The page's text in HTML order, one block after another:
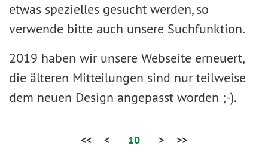
etwas spezielles gesucht werden, so
verwende bitte auch unsere Suchfunktion.
2019 haben wir unsere Webseite erneuert,
die älteren Mitteilungen sind nur teilweise
dem neuen Design angepasst worden ;-).
<< < 10 > >>